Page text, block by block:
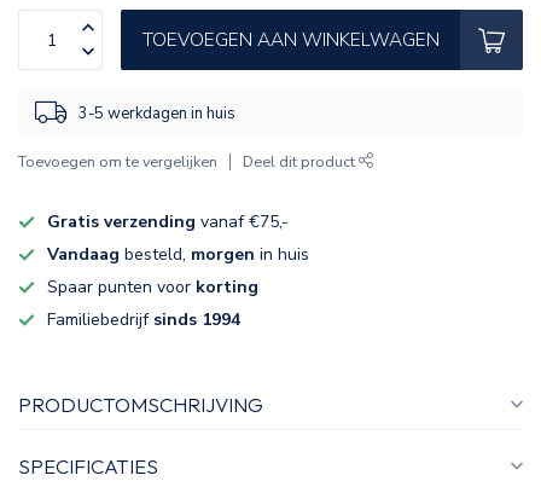
TOEVOEGEN AAN WINKELWAGEN
3-5 werkdagen in huis
Toevoegen om te vergelijken Deel dit product
Gratis verzending vanaf €75,-
Vandaag besteld, morgen in huis
Spaar punten voor korting
Familiebedrijf sinds 1994
PRODUCTOMSCHRIJVING
SPECIFICATIES